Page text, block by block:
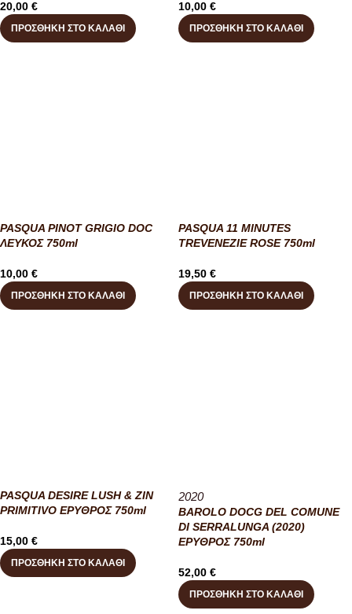
20,00 €
ΠΡΟΣΘΉΚΗ ΣΤΟ ΚΑΛΆΘΙ
10,00 €
ΠΡΟΣΘΉΚΗ ΣΤΟ ΚΑΛΆΘΙ
PASQUA PINOT GRIGIO DOC
ΛΕΥΚΟΣ 750ml
10,00 €
ΠΡΟΣΘΉΚΗ ΣΤΟ ΚΑΛΆΘΙ
PASQUA 11 MINUTES
TREVENEZIE ROSE 750ml
19,50 €
ΠΡΟΣΘΉΚΗ ΣΤΟ ΚΑΛΆΘΙ
PASQUA DESIRE LUSH & ZIN
PRIMITIVO ΕΡΥΘΡΟΣ 750ml
15,00 €
ΠΡΟΣΘΉΚΗ ΣΤΟ ΚΑΛΆΘΙ
2020
BAROLO DOCG DEL COMUNE
DI SERRALUNGA (2020)
ΕΡΥΘΡΟΣ 750ml
52,00 €
ΠΡΟΣΘΉΚΗ ΣΤΟ ΚΑΛΆΘΙ